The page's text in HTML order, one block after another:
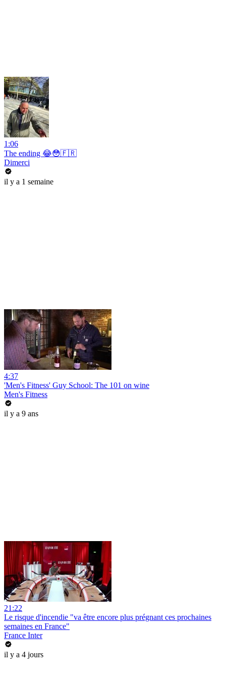
1:06
The ending 😂😳🇫🇷
Dimerci
il y a 1 semaine
4:37
'Men's Fitness' Guy School: The 101 on wine
Men's Fitness
il y a 9 ans
21:22
Le risque d'incendie "va être encore plus prégnant ces prochaines
semaines en France"
France Inter
il y a 4 jours